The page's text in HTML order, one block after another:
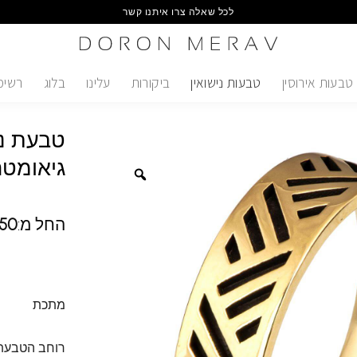
לכל שאלה צרו איתנו קשר
טבעות אירוסין טבעות נישואין ביקורות עלינו בלוג
טבעת
החל מ:
מתכת
רוחב